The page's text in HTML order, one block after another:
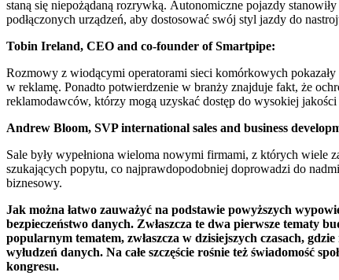
staną się niepożądaną rozrywką. Autonomiczne pojazdy
podłączonych urządzeń, aby dostosować swój styl jazdy do
Tobin Ireland, CEO and co-founder of Smartpipe:
Rozmowy z wiodącymi operatorami sieci komórkowych pokazały
w reklamę. Ponadto potwierdzenie w branży znajduje fakt, że
reklamodawców, którzy mogą uzyskać dostęp do wysokiej
Andrew Bloom, SVP international sales and business
Sale były wypełniona wieloma nowymi firmami, z których wiele
szukających popytu, co najprawdopodobniej doprowadzi do
biznesowy.
Jak można łatwo zauważyć na podstawie powyższych
bezpieczeństwo danych. Zwłaszcza te dwa pierwsze tematy
popularnym tematem, zwłaszcza w dzisiejszych czasach,
wyłudzeń danych. Na całe szczęście rośnie też świadomość
kongresu.